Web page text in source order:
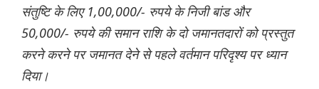
संतुष्टि के लिए 1,00,000/- रुपये के निजी बांड और
50,000/- रुपये की समान राशि के दो जमानतदारों को प्रस्तुत
करने करने पर जमानत देने से पहले वर्तमान परिदृश्य पर ध्यान
दिया।